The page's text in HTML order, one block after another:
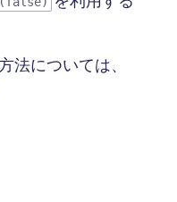
法については、